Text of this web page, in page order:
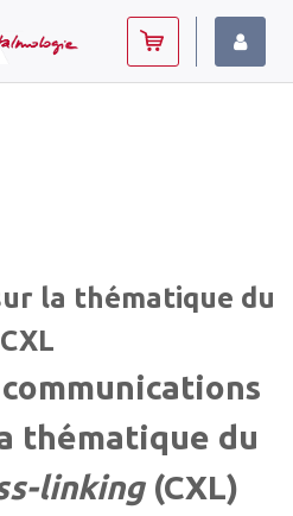
la thématique du
CXL
thématique du
linking (CXL)